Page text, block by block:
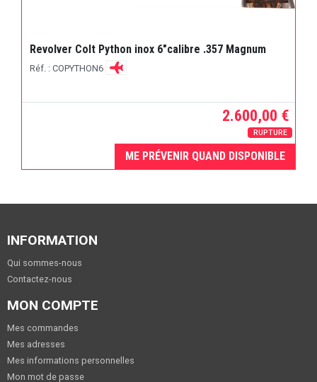
Revolver Colt Python inox 6"calibre .357 Magnum
Réf. : COPYTHON6
2.600,00 €
RUPTURE
ME PRÉVENIR QUAND DISPONIBLE
INFORMATION
Qui sommes-nous
Contactez-nous
MON COMPTE
Mes commandes
Mes adresses
Mes informations personnelles
Mon mot de passe